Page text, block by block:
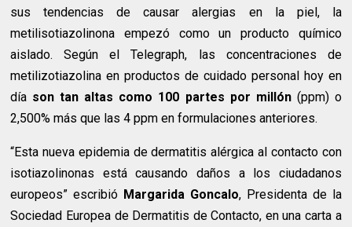
sus tendencias de causar alergias en la piel, la
metilisotiazolinona empezó como un producto químico
aislado. Según el Telegraph, las concentraciones de
metilizotiazolina en productos de cuidado personal hoy en
día son tan altas como 100 partes por millón(ppm) o
2,500% más que las 4 ppm en formulaciones anteriores.
“Esta nueva epidemia de dermatitis alérgica al contacto con
isotiazolinonas está causando daños a los ciudadanos
europeos” escribió Margarida Goncalo, Presidenta de la
Sociedad Europea de Dermatitis de Contacto, en una carta a